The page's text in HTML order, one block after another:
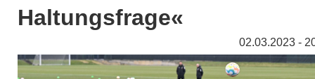
Haltungsfrage«
02.03.2023 -